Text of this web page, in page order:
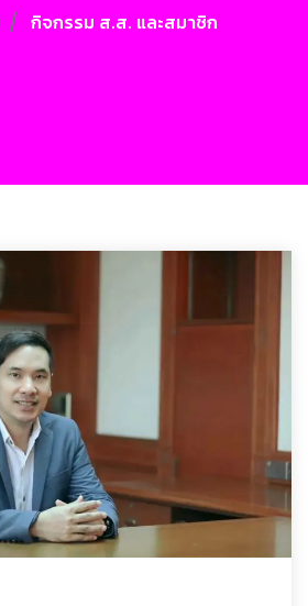
กิจกรรม ส.ส. และสมาชิก